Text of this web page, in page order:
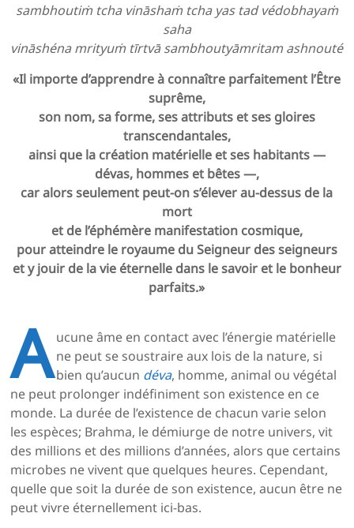
sambhoutiṁ tcha vināshaṁ tcha yas tad védobhayaṁ
saha
vināshéna mrityuṁ tīrtvā sambhoutyāmritam ashnouté
«Il importe d’apprendre à connaître parfaitement l’Être
suprême,
son nom, sa forme, ses attributs et ses gloires
transcendantales,
ainsi que la création matérielle et ses habitants —
dévas, hommes et bêtes —,
car alors seulement peut-on s’élever au-dessus de la
mort
et de l’éphémère manifestation cosmique,
pour atteindre le royaume du Seigneur des seigneurs
et y jouir de la vie éternelle dans le savoir et le bonheur
parfaits.»
A ucune âme en contact avec l’énergie matérielle
ne peut se soustraire aux lois de la nature, si
bien qu’aucun déva, homme, animal ou végétal
ne peut prolonger indéfiniment son existence en ce
monde. La durée de l’existence de chacun varie selon
les espèces; Brahma, le démiurge de notre univers, vit
des millions et des millions d’années, alors que certains
microbes ne vivent que quelques heures. Cependant,
quelle que soit la durée de son existence, aucun être ne
peut vivre éternellement ici-bas.